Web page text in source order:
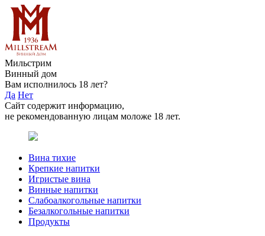
Мильстрим
Винный дом
Вам исполнилось 18 лет?
Да Нет
Сайт содержит информацию,
не рекомендованную лицам моложе 18 лет.
Вина тихие
Крепкие напитки
Игристые вина
Винные напитки
Слабоалкогольные напитки
Безалкогольные напитки
Продукты